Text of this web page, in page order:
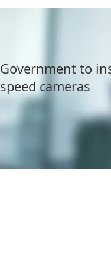
Government to
speed cameras